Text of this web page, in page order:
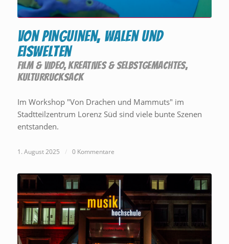
Von Pinguinen, Walen und
Eiswelten
FILM & VIDEO,KREATIVES & SELBSTGEMACHTES,
KULTURRUCKSACK
Im Workshop "Von Drachen und Mammuts" im
Stadtteilzentrum Lorenz Süd sind viele bunte Szenen
entstanden.
1. August 2025 / 0 Kommentare